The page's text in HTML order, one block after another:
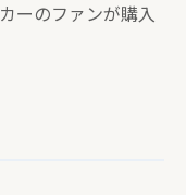
ーのファンが購入